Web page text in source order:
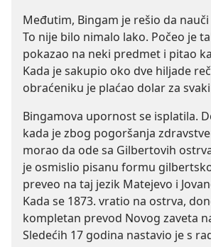
Međutim, Bingam je rešio da
To nije bilo nimalo lako. Počeo je
pokazao na neki predmet i pitao
Kada je sakupio oko dve hiljade
obraćeniku je plaćao dolar za
Bingamova upornost se isplatila.
kada je zbog pogoršanja
morao da ode sa Gilbertovih
je osmislio pisanu formu
preveo na taj jezik Matejevo i
Kada se 1873. vratio na ostrva,
kompletan prevod Novog zaveta
Sledećih 17 godina nastavio je s